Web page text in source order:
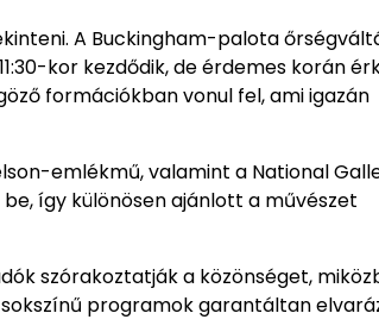
A Buckingham-palota
kor kezdődik, de érdemes korán
formációkban vonul fel, ami igazán
emlékmű, valamint a National
így különösen ajánlott a művészet
szórakoztatják a közönséget,
programok garantáltan